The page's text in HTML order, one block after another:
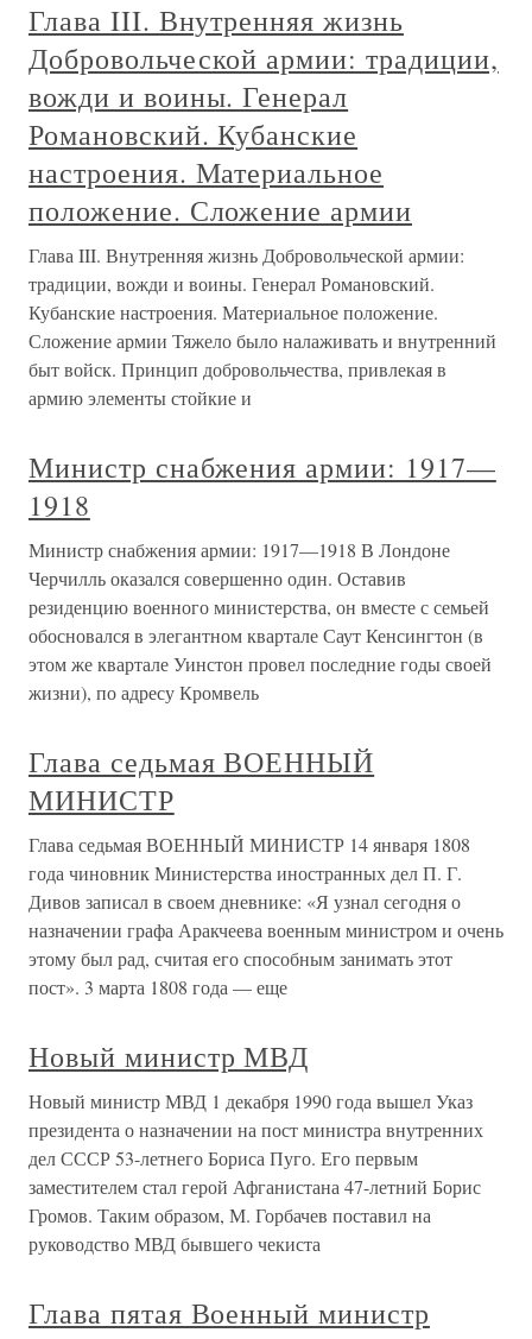
Глава III. Внутренняя жизнь
Добровольческой армии: традиции,
вожди и воины. Генерал
Романовский. Кубанские
настроения. Материальное
положение. Сложение армии
Глава III. Внутренняя жизнь Добровольческой армии:
традиции, вожди и воины. Генерал Романовский.
Кубанские настроения. Материальное положение.
Сложение армии Тяжело было налаживать и внутренний
быт войск. Принцип добровольчества, привлекая в
армию элементы стойкие и
Министр снабжения армии: 1917—
1918
Министр снабжения армии: 1917—1918 В Лондоне
Черчилль оказался совершенно один. Оставив
резиденцию военного министерства, он вместе с семьей
обосновался в элегантном квартале Саут Кенсингтон (в
этом же квартале Уинстон провел последние годы своей
жизни), по адресу Кромвель
Глава седьмая ВОЕННЫЙ
МИНИСТР
Глава седьмая ВОЕННЫЙ МИНИСТР 14 января 1808
года чиновник Министерства иностранных дел П. Г.
Дивов записал в своем дневнике: «Я узнал сегодня о
назначении графа Аракчеева военным министром и очень
этому был рад, считая его способным занимать этот
пост». 3 марта 1808 года — еще
Новый министр МВД
Новый министр МВД 1 декабря 1990 года вышел Указ
президента о назначении на пост министра внутренних
дел СССР 53-летнего Бориса Пуго. Его первым
заместителем стал герой Афганистана 47-летний Борис
Громов. Таким образом, М. Горбачев поставил на
руководство МВД бывшего чекиста
Глава пятая Военный министр